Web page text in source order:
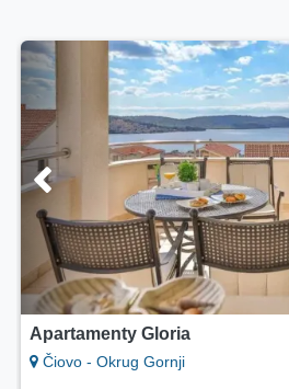
Apartamenty Gloria
Čiovo - Okrug Gornji